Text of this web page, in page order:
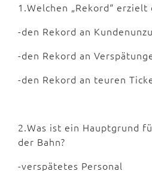
1.Welchen „Rekord“ erzielt
-den Rekord an
-den Rekord an
-den Rekord an teuren
2.Was ist ein Hauptgrund
der Bahn?
-verspätetes Personal